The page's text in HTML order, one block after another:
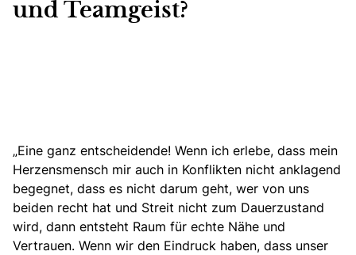
und Teamgeist?
„Eine ganz entscheidende! Wenn ich erlebe, dass mein
Herzensmensch mir auch in Konflikten nicht anklagend
begegnet, dass es nicht darum geht, wer von uns
beiden recht hat und Streit nicht zum Dauerzustand
wird, dann entsteht Raum für echte Nähe und
Vertrauen. Wenn wir den Eindruck haben, dass unser